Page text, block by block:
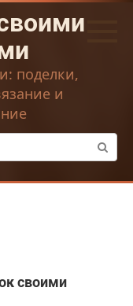
поделки,
и
своими